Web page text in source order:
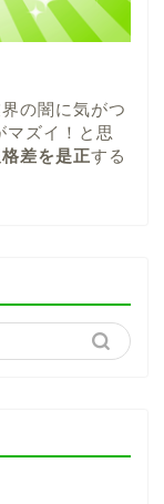
の闇に気がつ
マズイ！と思
差を是正する